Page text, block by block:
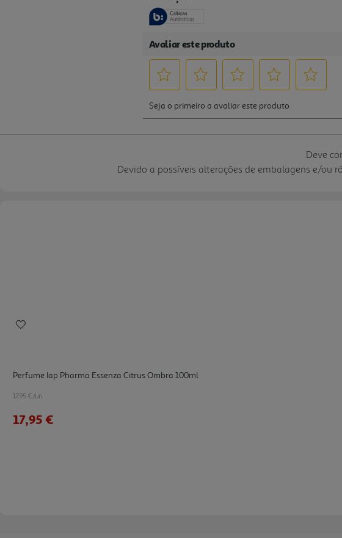
Deve
Devido a possíveis alterações de embalagens e/ou
Perfume Iap Pharma Essenza Citrus Ombra 100ml
17.95 €/un
17,95 €